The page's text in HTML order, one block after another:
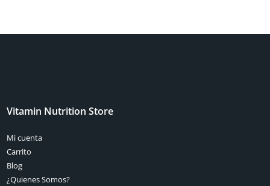
Vitamin Nutrition Store
Mi cuenta
Carrito
Blog
¿Quienes Somos?